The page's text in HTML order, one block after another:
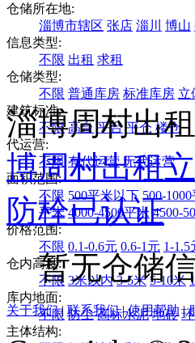
仓储所在地:
淄博市辖区 张店 淄川 博山
信息类型:
不限 出租 求租
仓储类型:
不限 普通库房 标准库房 立
建筑标准:
不限 高台 平台 平仓 楼仓
代运营:
不限 有代运营 无代运营
面积范围:
不限 500平米以下 500-
平米 4000-4500平米 4500-
价格范围:
不限 0.1-0.6元 0.6-1元 1-1.5
仓内高度:
不限 3米以内 3-5米 5-10米
库内地面:
不限 防尘 高标水泥 地砖
主体结构:
淄博周村出
博周村出租
防栓已认证
暂无仓储信
关于我们| 联系我们|使用帮助|